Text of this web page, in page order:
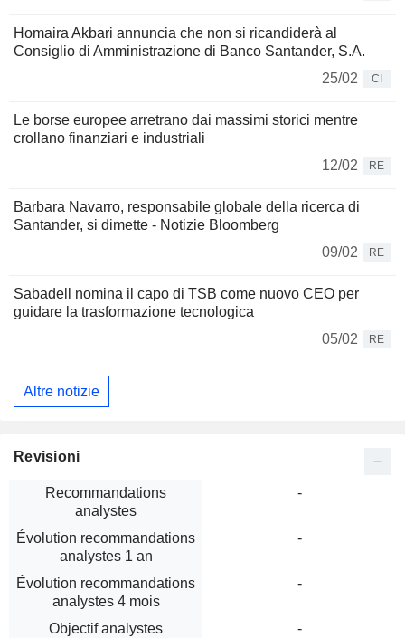
Homaira Akbari annuncia che non si ricandiderà al
Consiglio di Amministrazione di Banco Santander, S.A.
25/02
CI
Le borse europee arretrano dai massimi storici mentre
crollano finanziari e industriali
12/02
RE
Barbara Navarro, responsabile globale della ricerca di
Santander, si dimette - Notizie Bloomberg
09/02
RE
Sabadell nomina il capo di TSB come nuovo CEO per
guidare la trasformazione tecnologica
05/02
RE
Altre notizie
Revisioni
Recommandations
analystes
-
Évolution recommandations
analystes 1 an
-
Évolution recommandations
analystes 4 mois
-
Objectif analystes
-